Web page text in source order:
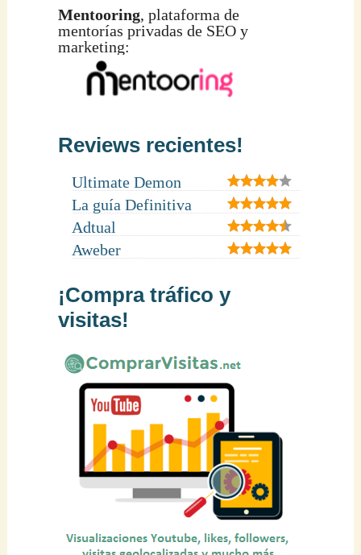
Mentooring, plataforma de
mentorías privadas de SEO y
marketing:
Reviews recientes!
Ultimate Demon
La guía Definitiva
Adtual
Aweber
¡Compra tráfico y
visitas!